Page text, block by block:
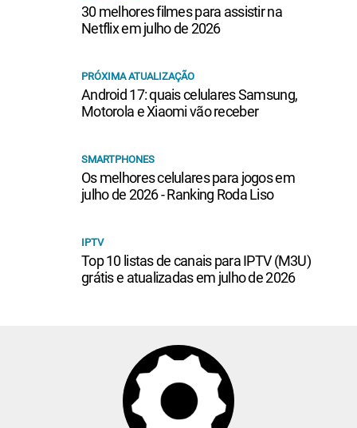
30 melhores filmes para assistir na
Netflix em julho de 2026
PRÓXIMA ATUALIZAÇÃO
Android 17: quais celulares Samsung,
Motorola e Xiaomi vão receber
SMARTPHONES
Os melhores celulares para jogos em
julho de 2026 - Ranking Roda Liso
IPTV
Top 10 listas de canais para IPTV (M3U)
grátis e atualizadas em julho de 2026